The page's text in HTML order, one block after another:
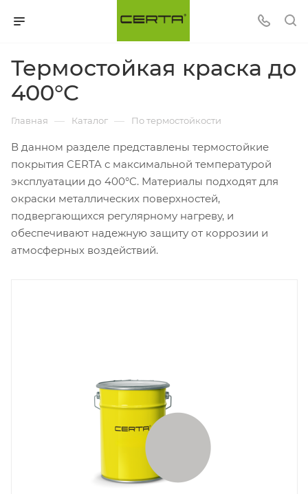
Термостойкая краска до
400°C
Главная — Каталог — По термостойкости
В данном разделе представлены термостойкие
покрытия CERTA с максимальной температурой
эксплуатации до 400°C. Материалы подходят для
окраски металлических поверхностей,
подвергающихся регулярному нагреву, и
обеспечивают надежную защиту от коррозии и
атмосферных воздействий.